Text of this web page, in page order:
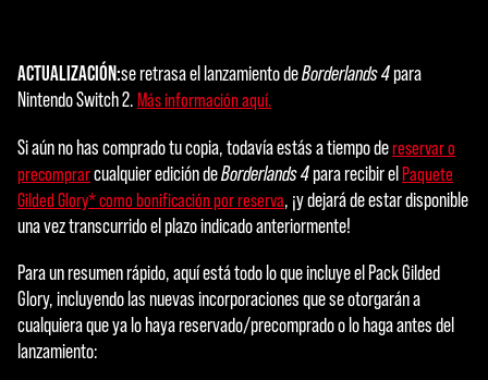
ACTUALIZACIÓN:se retrasa el lanzamiento deBorderlands 4para
Nintendo Switch 2. Más información aquí.
Si aún no has comprado tu copia, todavía estás a tiempo dereservar o
precomprarcualquier edición deBorderlands 4para recibir elPaquete
Gilded Glory* como bonificación por reserva, ¡y dejará de estar disponible
una vez transcurrido el plazo indicado anteriormente!
Para un resumen rápido, aquí está todo lo que incluye el Pack Gilded
Glory, incluyendo las nuevas incorporaciones que se otorgarán a
cualquiera que ya lo haya reservado/precomprado o lo haga antes del
lanzamiento: